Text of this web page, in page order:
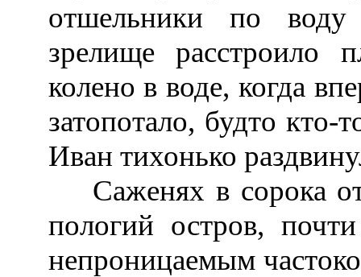
отшельники по
зрелище
колено в воде, когда
затопотало, будто
Иван тихонько
Саженях в сорока от
пологий остров,
непроницаемым